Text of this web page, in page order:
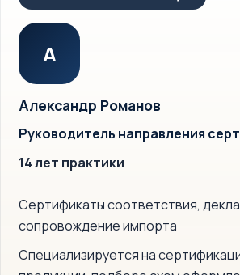
А
Александр Романов
Руководитель направления
14 лет практики
Сертификаты соответствия,
сопровождение импорта
Специализируется на